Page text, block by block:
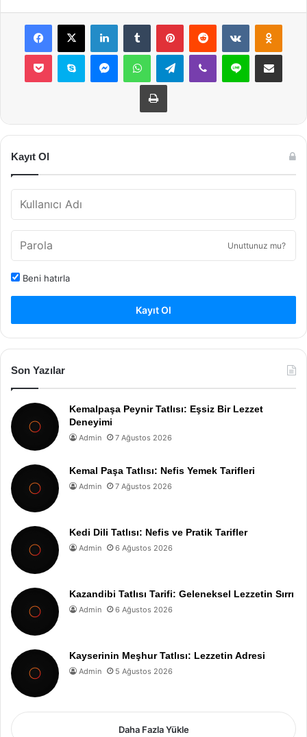
Facebook
X LinkedInTumblr PinterestReddit VKontakte
Pocket Skype MessengerWhatsAppTelegramViber Line E-Posta ile
Yazdır
Kayıt Ol
Unuttunuz mu?
Beni hatırla
Kayıt Ol
Son Yazılar
Kemalpaşa Peynir Tatlısı: Eşsiz Bir Lezzet
Deneyimi
Admin 7 Ağustos 2026
Kemal Paşa Tatlısı: Nefis Yemek Tarifleri
Admin 7 Ağustos 2026
Kedi Dili Tatlısı: Nefis ve Pratik Tarifler
Admin 6 Ağustos 2026
Kazandibi Tatlısı Tarifi: Geleneksel Lezzetin Sırrı
Admin 6 Ağustos 2026
Kayserinin Meşhur Tatlısı: Lezzetin Adresi
Admin 5 Ağustos 2026
Daha Fazla Yükle